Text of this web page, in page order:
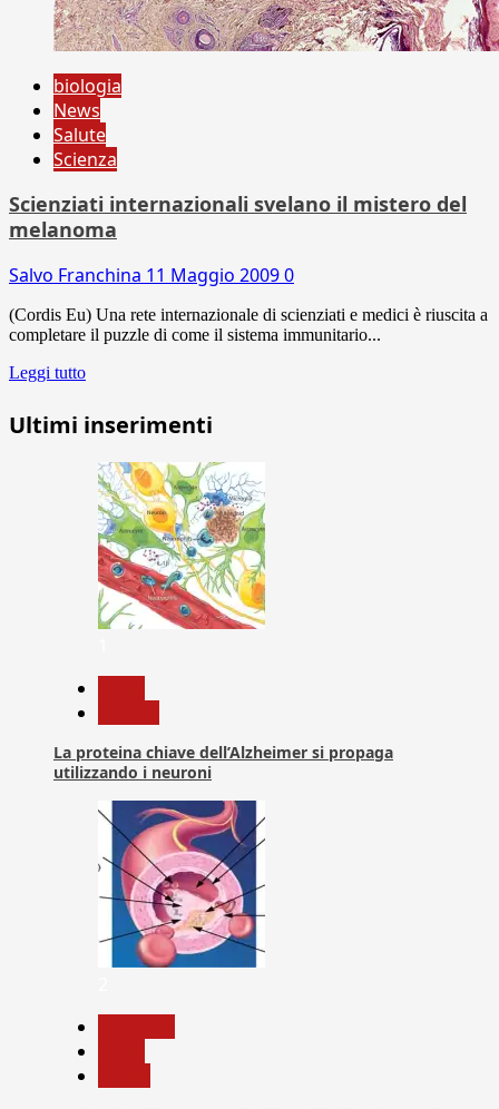
biologia
News
Salute
Scienza
Scienziati internazionali svelano il mistero del
melanoma
Salvo Franchina 11 Maggio 20090
(Cordis Eu) Una rete internazionale di scienziati e medici è riuscita a
completare il puzzle di come il sistema immunitario...
Leggi tutto
Ultimi inserimenti
La proteina chiave dell’Alzheimer si propaga
utilizzando i neuroni